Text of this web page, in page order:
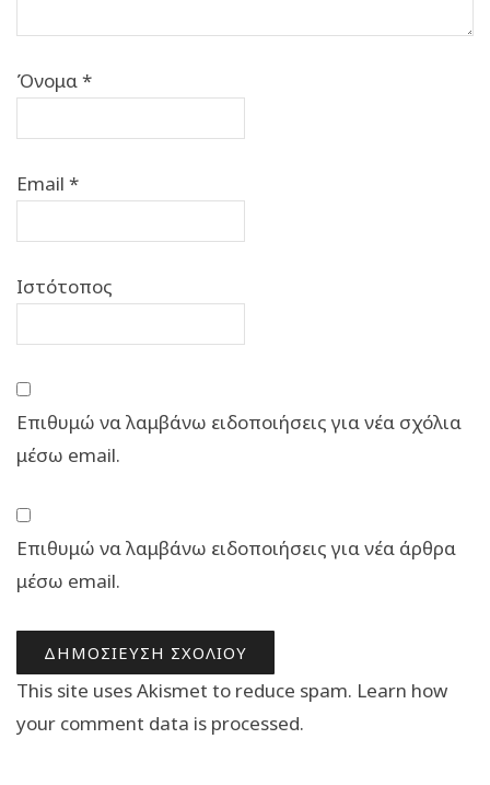
Όνομα *
Email *
Ιστότοπος
Επιθυμώ να λαμβάνω ειδοποιήσεις για νέα σχόλια
μέσω email.
Επιθυμώ να λαμβάνω ειδοποιήσεις για νέα άρθρα
μέσω email.
This site uses Akismet to reduce spam. Learn how
your comment data is processed.